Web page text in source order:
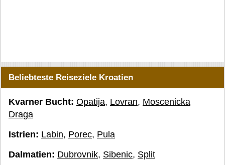
Beliebteste Reiseziele Kroatien
Kvarner Bucht: Opatija, Lovran, Moscenicka
Draga
Istrien: Labin, Porec, Pula
Dalmatien: Dubrovnik, Sibenic, Split